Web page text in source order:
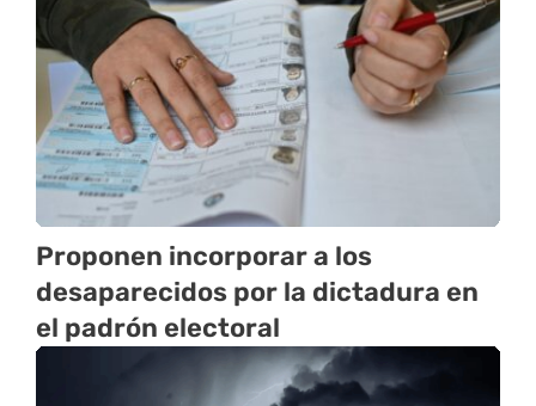
Proponen incorporar a los
desaparecidos por la dictadura en
el padrón electoral